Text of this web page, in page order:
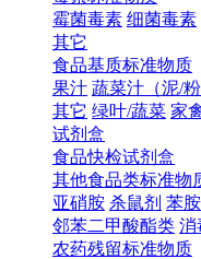
霉菌毒素 细菌毒素
其它
食品基质标准物质
果汁 蔬菜汁（泥/粉
其它 绿叶/蔬菜 家
试剂盒
食品快检试剂盒
其他食品类标准物
亚硝胺 杀鼠剂 苯
邻苯二甲酸酯类 消
农药残留标准物质